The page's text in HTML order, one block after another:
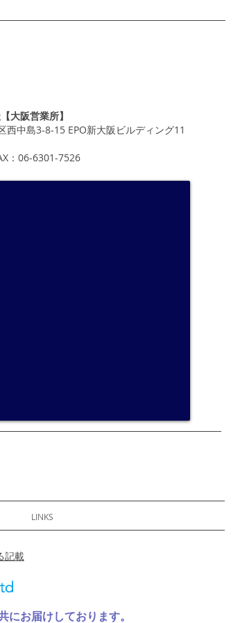
大阪営業所】
西中島3-8-15 EPO新大阪ビルディング11
：06-6301-7526
LINKS
記載
お届けしております。